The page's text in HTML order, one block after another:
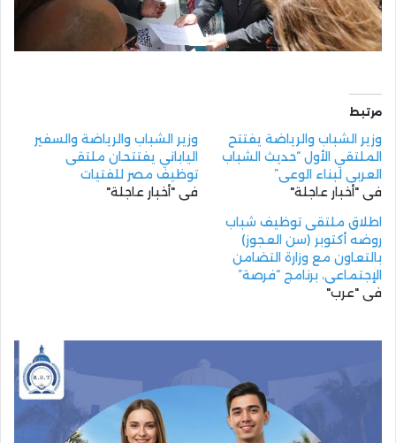
مرتبط
وزير الشباب والرياضة يفتتح
الملتقي الأول “حديث الشباب
العربي لبناء الوعي”
في "أخبار عاجلة"
وزير الشباب والرياضة والسفير
الياباني يفتتحان ملتقى
توظيف مصر للفتيات
في "أخبار عاجلة"
اطلاق ملتقى توظيف شباب
روضه أكتوبر (سن العجوز)
بالتعاون مع وزارة التضامن
الإجتماعى، برنامج “فرصة”
في "عرب"